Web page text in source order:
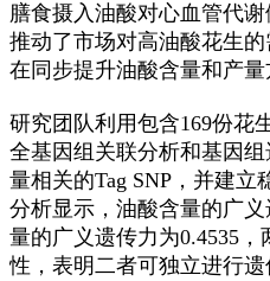
膳食摄入油酸对心血管代
推动了市场对高油酸花生
在同步提升油酸含量和产量
研究团队利用包含169份花
全基因组关联分析和基因
量相关的Tag SNP，并建
分析显示，油酸含量的广
量的广义遗传力为0.4535
性，表明二者可独立进行